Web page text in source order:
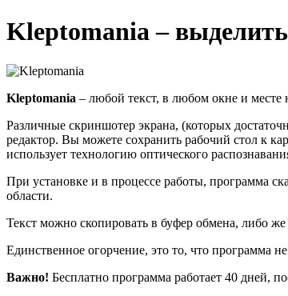
Kleptomania –
Kleptomania – любой текст, в любом окне и
Различные скриншотер экрана, (которых
редактор. Вы можете сохранить рабочий стол к
использует технологию оптического
При установке и в процессе работы, программа
области.
Текст можно скопировать в буфер обмена, либо
Единственное огорчение, это то, что программа
Важно! Бесплатно программа работает 40 дней,